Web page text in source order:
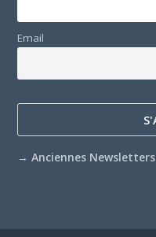
Email
→Anciennes Newsletters